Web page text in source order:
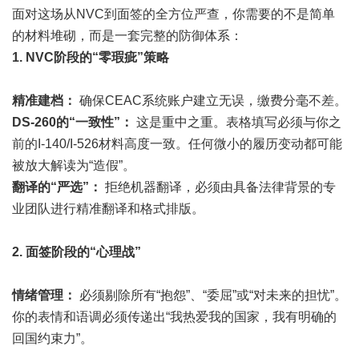
面对这场从NVC到面签的全方位严查，你需要的不是简单
的材料堆砌，而是一套完整的防御体系：
1. NVC阶段的“零瑕疵”策略
精准建档： 确保CEAC系统账户建立无误，缴费分毫不差。
DS-260的“一致性”： 这是重中之重。表格填写必须与你之
前的I-140/I-526材料高度一致。任何微小的履历变动都可能
被放大解读为“造假”。
翻译的“严选”： 拒绝机器翻译，必须由具备法律背景的专
业团队进行精准翻译和格式排版。
2. 面签阶段的“心理战”
情绪管理：
必须剔除所有“抱怨”、“委屈”或“对未来的担忧”。
你的表情和语调必须传递出“我热爱我的国家，我有明确的
回国约束力”。